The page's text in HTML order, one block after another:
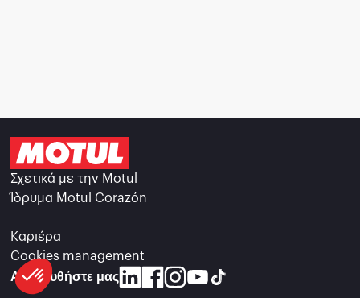
Σχετικά με την Motul
Ίδρυμα Motul Corazón
Καριέρα
Cookies management
Ακολουθήστε μας